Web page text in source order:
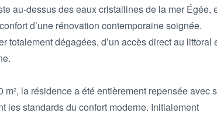
au-dessus des eaux cristallines de la mer Égée,
d’une rénovation contemporaine soignée.
totalement dégagées, d’un accès direct au littoral
la résidence a été entièrement repensée avec
les standards du confort moderne. Initialement